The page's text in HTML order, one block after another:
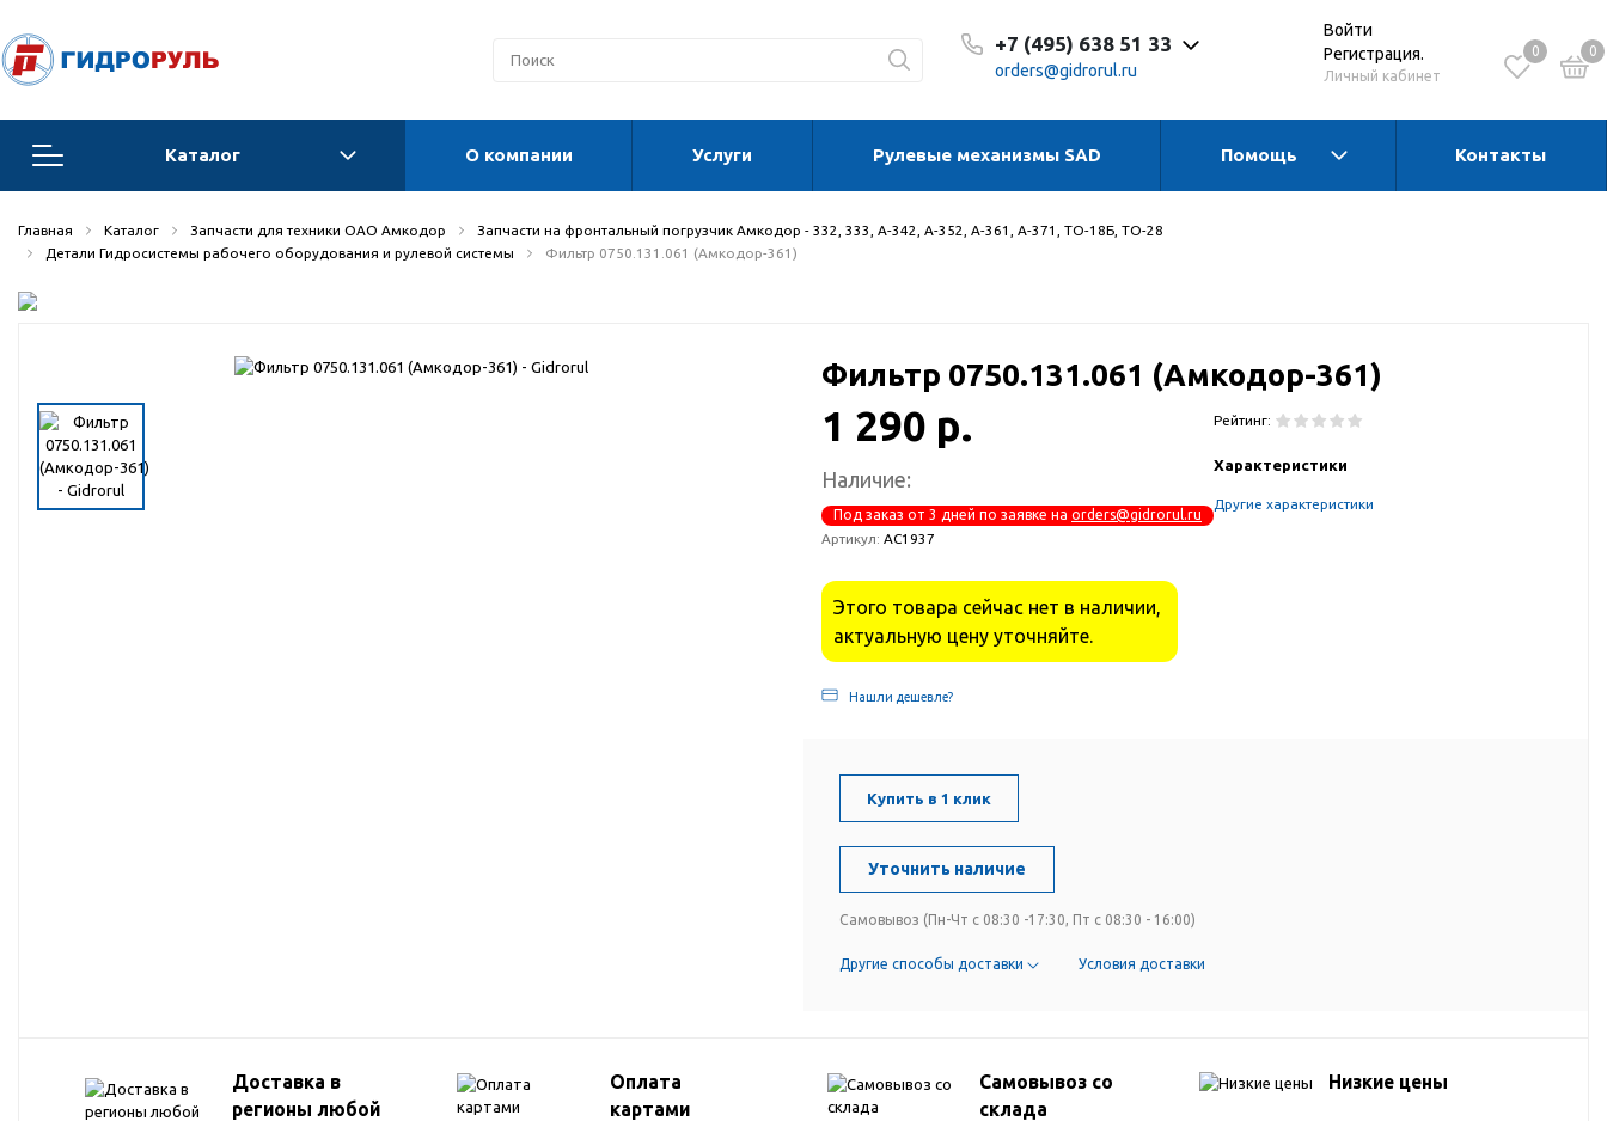
+7 (495) 638 51 33
orders@gidrorul.ru
С 8:30 до 17:30 Пн-Чт
Войти
Регистрация.
Личный кабинет
0 0
Каталог
Запчасти для техники ОАО Амкодор
теплообменники
Гидравлические системы
Гидроцилиндры для спецтехники
О компании Услуги Рулевые механизмы SAD Помощь Контакты
Главная Каталог Запчасти для техники ОАО Амкодор
Запчасти на фронтальный погрузчик Амкодор - 332, 333, А-342, А-352, А-361, А-371, ТО-18Б, ТО-28
Детали Гидросистемы рабочего оборудования и рулевой системы
Фильтр 0750.131.061 (Амкодор-361)
Фильтр 0750.131.061 (Амкодор-361)
1 290 р.
Наличие:
Под заказ от 3 дней по заявке на orders@gidrorul.ru
Артикул: АС1937
Этого товара сейчас нет в наличии,
актуальную цену уточняйте.
Нашли дешевле?
Характеристики
Другие характеристики
Рейтинг:
Уточнить наличие
Купить в 1 клик
Самовывоз (Пн-Чт с 08:30 -17:30, Пт с 08:30 - 16:00)
Другие способы доставки Условия доставки
Доставка в
регионы любой
Оплата
картами
Самовывоз со
склада
Низкие цены